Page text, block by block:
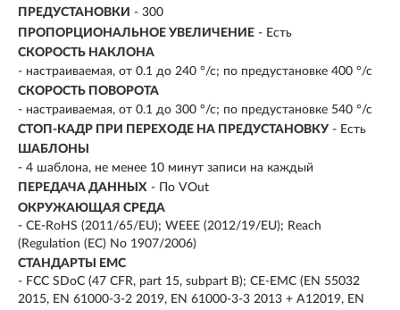
ПРЕДУСТАНОВКИ - 300
ПРОПОРЦИОНАЛЬНОЕ УВЕЛИЧЕНИЕ - Есть
СКОРОСТЬ НАКЛОНА
- настраиваемая, от 0.1 до 240 °/с; по предустановке 400 °/с
СКОРОСТЬ ПОВОРОТА
- настраиваемая, от 0.1 до 300 °/с; по предустановке 540 °/с
СТОП-КАДР ПРИ ПЕРЕХОДЕ НА ПРЕДУСТАНОВКУ - Есть
ШАБЛОНЫ
- 4 шаблона, не менее 10 минут записи на каждый
ПЕРЕДАЧА ДАННЫХ - По VOut
ОКРУЖАЮЩАЯ СРЕДА
- CE-RoHS (2011/65/EU); WEEE (2012/19/EU); Reach
(Regulation (EC) No 1907/2006)
СТАНДАРТЫ EMC
- FCC SDoC (47 CFR, part 15, subpart B); CE-EMC (EN 55032
2015, EN 61000-3-2 2019, EN 61000-3-3 2013 + A12019, EN